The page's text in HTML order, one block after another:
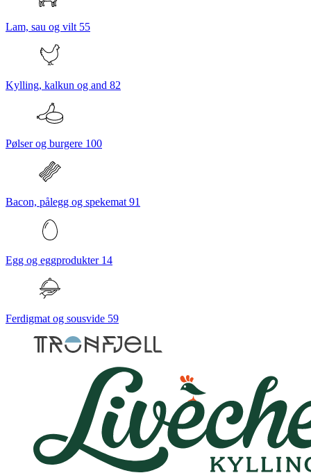
Lam, sau og vilt 55
Kylling, kalkun og and 82
Pølser og burgere 100
Bacon, pålegg og spekemat 91
Egg og eggprodukter 14
Ferdigmat og sousvide 59